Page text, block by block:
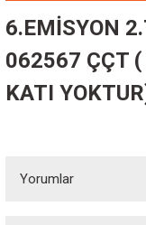
6.EMİSYON
062567 ÇÇT
KATI
Yorumlar